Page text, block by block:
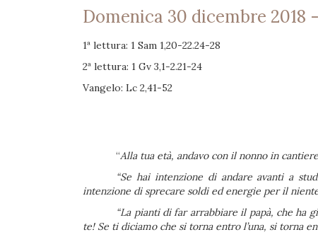
Domenica 30 dicembre
1ª lettura: 1 Sam 1,20-
2ª lettura: 1 Gv 3,1-2.21-24
Vangelo: Lc 2,41-52
“Alla tua età, andavo con il nonno in
“Se hai intenzione di andare avanti a
intenzione di sprecare soldi ed energie per il
“La pianti di far arrabbiare il papà, che ha
te! Se ti diciamo che si torna entro l’una, si torna